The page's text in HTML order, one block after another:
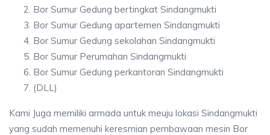
Bor Sumur Gedung bertingkat Sindangmukti
Bor Sumur Gedung apartemen Sindangmukti
Bor Sumur Gedung sekolahan Sindangmukti
Bor Sumur Perumahan Sindangmukti
Bor Sumur Gedung perkantoran Sindangmukti
(DLL)
Kami Juga memiliki armada untuk meuju lokasi Sindangmukti
yang sudah memenuhi keresmian pembawaan mesin Bor